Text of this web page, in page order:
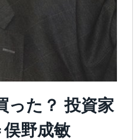
った？ 投資家
野成敏